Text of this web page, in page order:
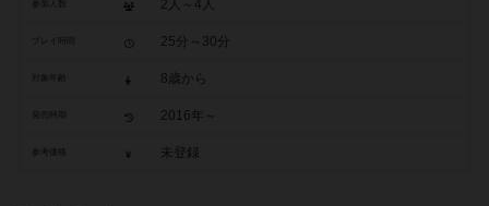
参加人数 2人～4人
25分～30分
8歳から
2016年～
参考価格 未登録